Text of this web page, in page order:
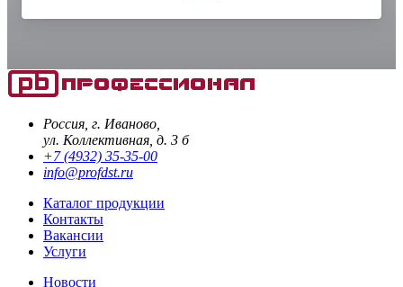
Россия, г. Иваново,
ул. Коллективная, д. 3 б
+7 (4932) 35-35-00
info@profdst.ru
Каталог продукции
Контакты
Вакансии
Услуги
Новости